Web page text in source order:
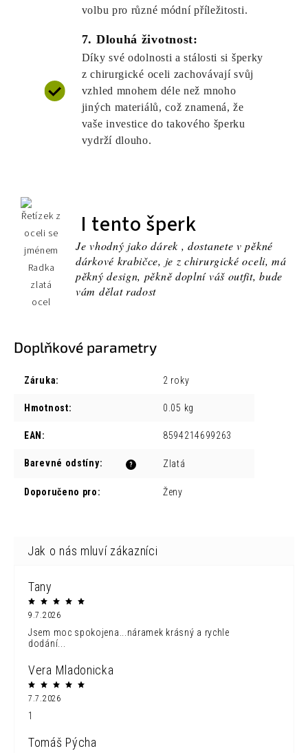
volbu pro různé módní příležitosti.
7. Dlouhá životnost:
Díky své odolnosti a stálosti si šperky
z chirurgické oceli zachovávají svůj
vzhled mnohem déle než mnoho
jiných materiálů, což znamená, že
vaše investice do takového šperku
vydrží dlouho.
I tento šperk
Je vhodný jako dárek , dostanete v pěkné
dárkové krabičce, je z chirurgické oceli, má
pěkný design, pěkně doplní váš outfit, bude
vám dělat radost
Doplňkové parametry
Záruka: 2 roky
Hmotnost: 0.05 kg
EAN : 8594214699263
?
Barevné odstíny: Zlatá
Doporučeno pro: Ženy
Tany
9.7.2026
Jsem moc spokojena...náramek krásný a rychle
dodání...
Vera Mladonicka
7.7.2026
1
Tomáš Pýcha